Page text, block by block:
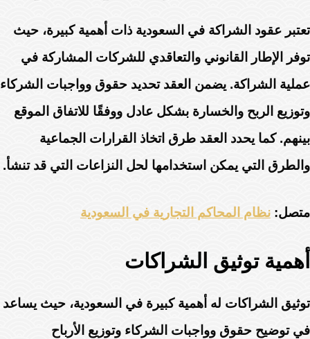
تعتبر عقود الشراكة في السعودية ذات أهمية كبيرة، حيث
توفر الإطار القانوني والتعاقدي للشركات المشاركة في
عملية الشراكة. يضمن العقد تحديد حقوق وواجبات الشركاء
وتوزيع الربح والخسارة بشكل عادل ووفقًا للاتفاق الموقع
بينهم. كما يحدد العقد طرق اتخاذ القرارات الجماعية
والطرق التي يمكن استخدامها لحل النزاعات التي قد تنشأ.
متصل: نظام المحاكم التجارية في السعودية
أهمية توثيق الشراكات
توثيق الشراكات له أهمية كبيرة في السعودية، حيث يساعد
في توضيح حقوق وواجبات الشركاء وتوزيع الأرباح